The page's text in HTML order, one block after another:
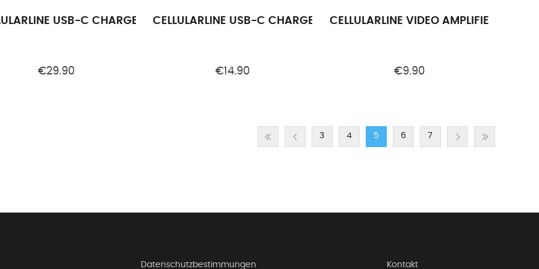
USB-C CHARGER KIT APPLE C2L 20W WHITE
€29.90
CELLULARLINE USB-C CHARGER KIT SAM C2C 25W BLACK
€14.90
CELLULARLINE VIDEO AMPLIFIER UNIV.
€9.90
3 4 5 6 7
Datenschutzbestimmungen Kontakt